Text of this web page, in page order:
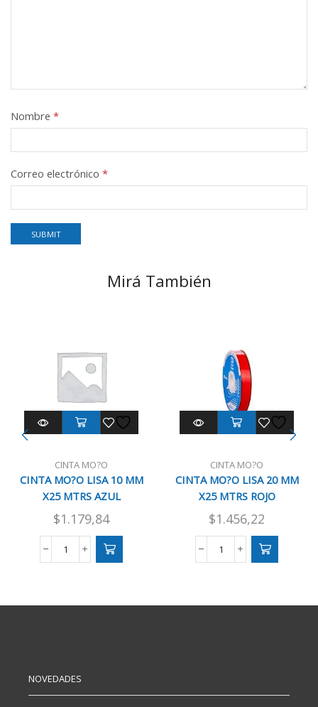
Nombre *
Correo electrónico *
Mirá También
CINTA MO?O
CINTA MO?O LISA 10 MM
X25 MTRS AZUL
$1.179,84
CINTA
10
cantidad
CINTA MO?O
CINTA MO?O LISA 20 MM
X25 MTRS ROJO
$1.456,22
CINTA
20
NOVEDADES